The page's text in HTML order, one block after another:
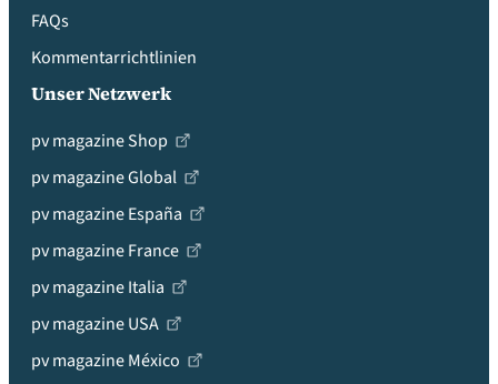
FAQs
Kommentarrichtlinien
Unser Netzwerk
pv magazine Shop
pv magazine Global
pv magazine España
pv magazine France
pv magazine Italia
pv magazine USA
pv magazine México